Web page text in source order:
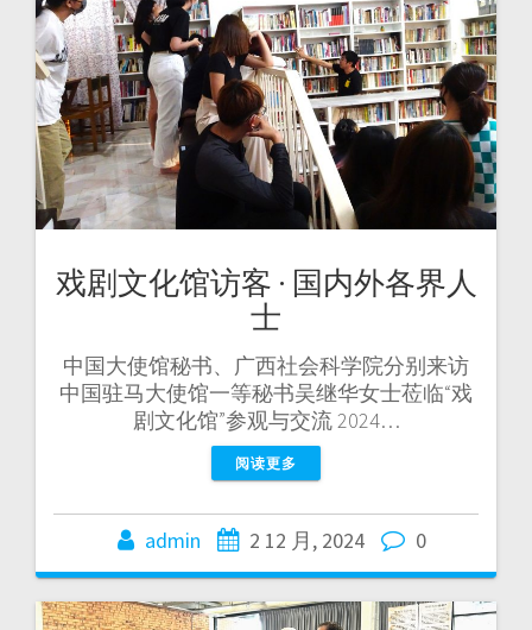
戏剧文化馆访客 · 国内外各界人
士
中国大使馆秘书、广西社会科学院分别来访
中国驻马大使馆一等秘书吴继华女士莅临“戏
剧文化馆”参观与交流 2024…
阅读更多
admin 2 12 月, 2024 0